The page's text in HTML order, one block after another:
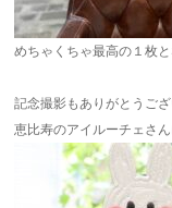
めちゃくちゃ最高の１枚と
記念撮影もありがとうござ
恵比寿のアイルーチェさ